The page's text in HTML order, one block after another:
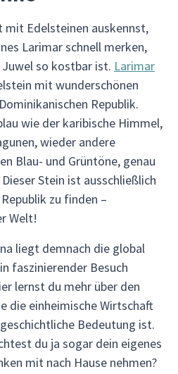
mit Edelsteinen auskennst,
Larimar schnell merken,
so kostbar ist. Larimar
mit wunderschönen
Republik.
wie der karibische Himmel,
wieder andere
Blau- und Grüntöne, genau
Stein ist ausschließlich
zu finden –
Welt!
liegt demnach die global
faszinierender Besuch
lernst du mehr über den
die einheimische Wirtschaft
Bedeutung ist.
du ja sogar dein eigenes
mit nach Hause nehmen?